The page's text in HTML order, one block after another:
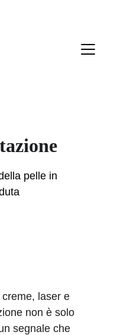
pelle in
laser e
non è solo
segnale che